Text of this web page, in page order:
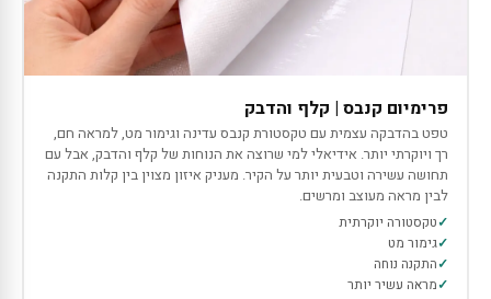
פרימיום קנבס | קלף והדבק
טפט בהדבקה עצמית עם טקסטורת קנבס עדינה וגימור מט, למראה חם,
רך ויוקרתי יותר. אידיאלי למי שרוצה את הנוחות של קלף והדבק, אבל עם
תחושה עשירה וטבעית יותר על הקיר. מעניק איזון מצוין בין קלות התקנה
לבין מראה מעוצב ומרשים.
טקסטורה יוקרתית
גימור מט
התקנה נוחה
מראה עשיר יותר